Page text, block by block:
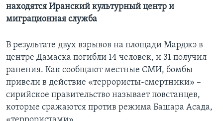
находятся Иранский культурный центр и
миграционная служба
В результате двух взрывов на площади Марджэ в
центре Дамаска погибли 14 человек, и 31 получил
ранения. Как сообщают местные СМИ, бомбы
привели в действие «террористы-смертники» –
сирийское правительство называет повстанцев,
которые сражаются против режима Башара Асада,